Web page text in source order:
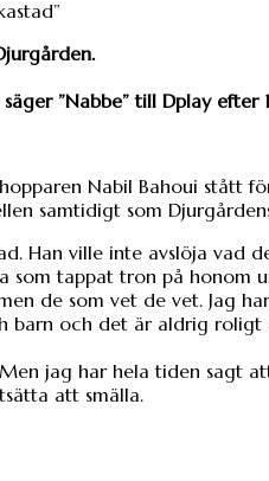
”Nabbe” till Dplay efter
Nabil Bahoui stått
samtidigt som
Han ville inte avslöja vad
tappat tron på honom
de som vet de vet. Jag
barn och det är aldrig roligt
jag har hela tiden sagt
att smälla.